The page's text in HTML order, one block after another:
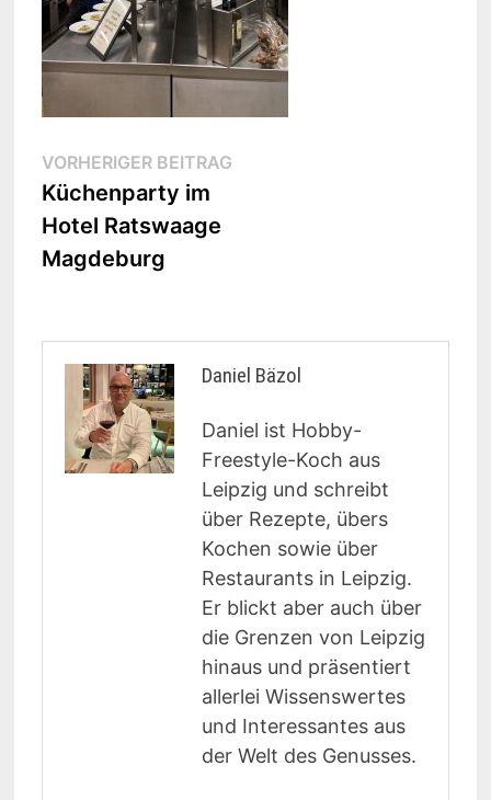
Beitragsnavigation
VORHERIGER BEITRAGVorheriger
Küchenparty im
Hotel Ratswaage
Magdeburg
Daniel Bäzol
Daniel ist Hobby-
Freestyle-Koch aus
Leipzig und schreibt
über Rezepte, übers
Kochen sowie über
Restaurants in Leipzig.
Er blickt aber auch über
die Grenzen von Leipzig
hinaus und präsentiert
allerlei Wissenswertes
und Interessantes aus
der Welt des Genusses.